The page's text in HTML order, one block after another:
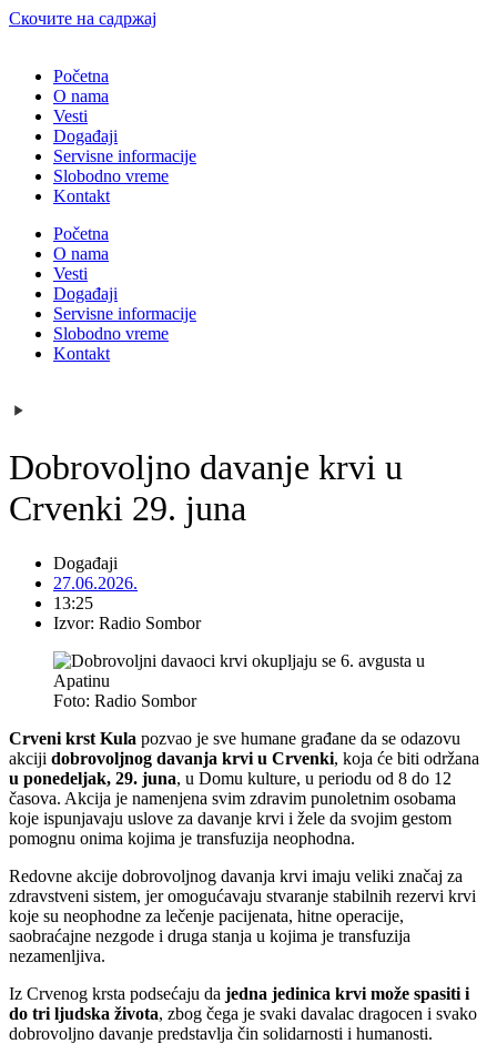
Скочите на садржај
Početna
O nama
Vesti
Događaji
Servisne informacije
Slobodno vreme
Kontakt
Početna
O nama
Vesti
Događaji
Servisne informacije
Slobodno vreme
Kontakt
Dobrovoljno davanje krvi u
Crvenki 29. juna
Događaji
27.06.2026.
13:25
Izvor: Radio Sombor
Foto: Radio Sombor
Crveni krst Kula pozvao je sve humane građane da se odazovu
akciji dobrovoljnog davanja krvi u Crvenki, koja će biti održana
u ponedeljak, 29. juna, u Domu kulture, u periodu od 8 do 12
časova. Akcija je namenjena svim zdravim punoletnim osobama
koje ispunjavaju uslove za davanje krvi i žele da svojim gestom
pomognu onima kojima je transfuzija neophodna.
Redovne akcije dobrovoljnog davanja krvi imaju veliki značaj za
zdravstveni sistem, jer omogućavaju stvaranje stabilnih rezervi krvi
koje su neophodne za lečenje pacijenata, hitne operacije,
saobraćajne nezgode i druga stanja u kojima je transfuzija
nezamenljiva.
Iz Crvenog krsta podsećaju da jedna jedinica krvi može spasiti i
do tri ljudska života, zbog čega je svaki davalac dragocen i svako
dobrovoljno davanje predstavlja čin solidarnosti i humanosti.